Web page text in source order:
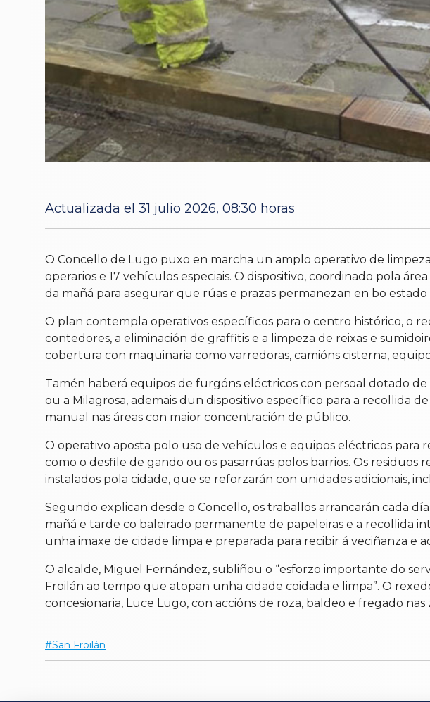
Actualizada el 31 julio 2026, 08:30 horas
O Concello de Lugo puxo en marcha un amplo operativo de
operarios e 17 vehículos especiais. O dispositivo, coordinado pola
da mañá para asegurar que rúas e prazas permanezan en bo
O plan contempla operativos específicos para o centro histórico, o
contedores, a eliminación de graffitis e a limpeza de reixas e
cobertura con maquinaria como varredoras, camións cisterna,
Tamén haberá equipos de furgóns eléctricos con persoal dotado de
ou a Milagrosa, ademais dun dispositivo específico para a recollida
manual nas áreas con maior concentración de público.
O operativo aposta polo uso de vehículos e equipos eléctricos
como o desfile de gando ou os pasarrúas polos barrios. Os
instalados pola cidade, que se reforzarán con unidades adicionais,
Segundo explican desde o Concello, os traballos arrancarán cada
mañá e tarde co baleirado permanente de papeleiras e a recollida
unha imaxe de cidade limpa e preparada para recibir á veciñanza e
O alcalde, Miguel Fernández, subliñou o “esforzo importante do
Froilán ao tempo que atopan unha cidade coidada e limpa”. O
concesionaria, Luce Lugo, con accións de roza, baldeo e fregado
San Froilán